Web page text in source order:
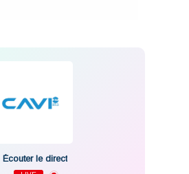
Écouter le direct